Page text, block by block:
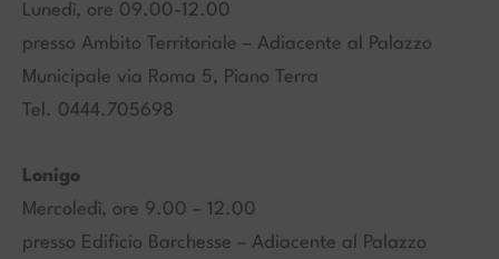
Lunedì, ore 09.00-12.00
presso Ambito Territoriale – Adiacente al Palazzo
Municipale via Roma 5, Piano Terra
Tel. 0444.705698
Lonigo
Mercoledì, ore 9.00 – 12.00
presso Edificio Barchesse – Adiacente al Palazzo